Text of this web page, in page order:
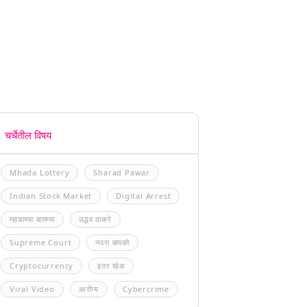
चर्चेतील विषय
Mhada Lottery Sharad Pawar
Indian Stock Market Digital Arrest
म्हाडाच्या बातम्या उद्धव ठाकरे
Supreme Court नवरा बायको
Cryptocurrency इतर खेळ
Viral Video आरोग्य Cybercrime